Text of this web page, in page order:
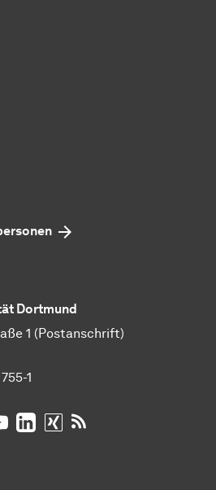
Dortmund
1 (Postanschrift)
1
Insta­gram
auf Facebook
auf TikTokauf BlueSky
TU Dortmund auf YouTube
TU Dortmund auf LinkedIn
TU Dortmund auf XING